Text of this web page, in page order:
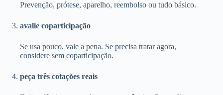
Prevenção, prótese, aparelho, reembolso ou tudo básico.
avalie coparticipação
Se usa pouco, vale a pena. Se precisa tratar agora,
considere sem coparticipação.
peça três cotações reais